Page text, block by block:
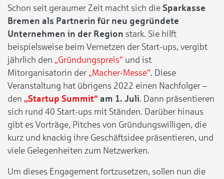
Schon seit geraumer Zeit macht sich die Sparkasse
Bremen als Partnerin für neu gegründete
Unternehmen in der Region stark. Sie hilft
beispielsweise beim Vernetzen der Start-ups, vergibt
jährlich den „Gründungspreis“ und ist
Mitorganisatorin der „Macher-Messe“. Diese
Veranstaltung hat übrigens 2022 einen Nachfolger –
den „Startup Summit“ am 1. Juli. Dann präsentieren
sich rund 40 Start-ups mit Ständen. Darüber hinaus
gibt es Vorträge, Pitches von Gründungswilligen, die
kurz und knackig ihre Geschäftsidee präsentieren, und
viele Gelegenheiten zum Netzwerken.
Um dieses Engagement fortzusetzen, sollen nun die